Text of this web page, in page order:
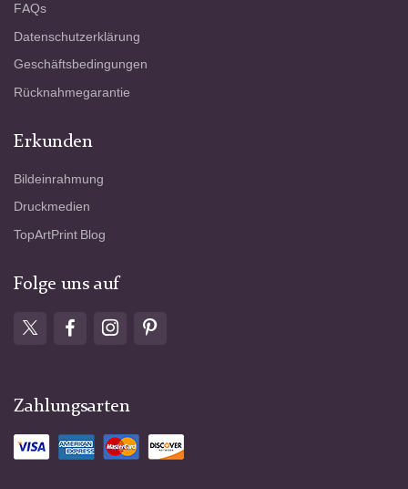
FAQs
Datenschutzerklärung
Geschäftsbedingungen
Rücknahmegarantie
Erkunden
Bildeinrahmung
Druckmedien
TopArtPrint Blog
Folge uns auf
Zahlungsarten